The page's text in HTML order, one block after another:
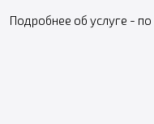
Подробнее об услуге - по